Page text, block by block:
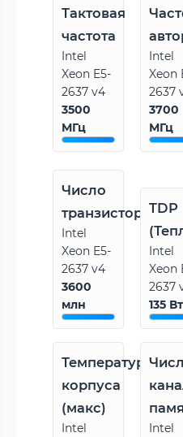
Тактовая
частота
Intel
Xeon E5-
2637 v4
3500
МГц
Intel
Xeon
2637
3700
МГц
Число
транзисторов
Intel
Xeon E5-
2637 v4
3600
млн
TDP
Intel
Xeon
2637
135 Вт
Температура
корпуса
(макс)
Intel
Intel